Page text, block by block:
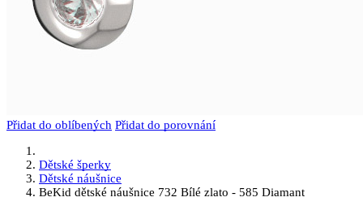
Přidat do oblíbených Přidat do porovnání
Dětské šperky
Dětské náušnice
BeKid dětské náušnice 732 Bílé zlato - 585 Diamant